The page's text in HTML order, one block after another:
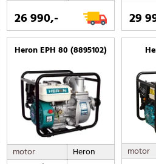
26 990,- 29
Heron EPH 80 (8895102)
motor
Heron
motor